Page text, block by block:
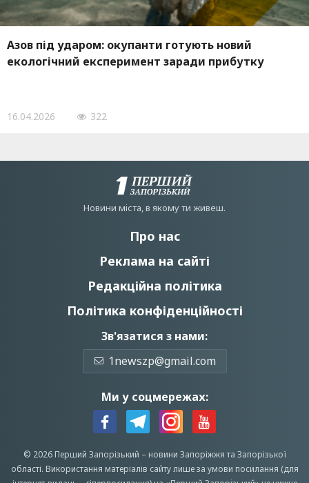
Азов під ударом: окупанти готують новий
екологічний експеримент заради прибутку
16.04.2026 322
Новини мiста, в якому ти живеш.
Про нас
Реклама на сайті
Редакційна політика
Політика конфіденційності
Зв'язатися з нами:
1newszp@gmail.com
Ми у соцмережах:
© 2026 Перший Запорізький – новини Запоріжжята Запорізької
області. Використання матеріалів сайту лише за умови посилання (для